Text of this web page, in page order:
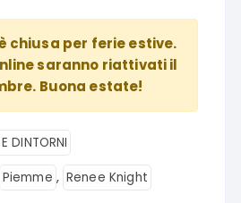
chiusa per ferie estive.
saranno riattivati il
Buona estate!
DINTORNI
Piemme , Renee Knight